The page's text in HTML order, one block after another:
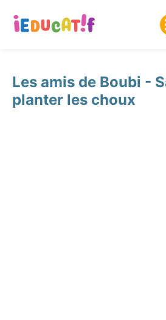
Les amis de Boubi -
planter les choux